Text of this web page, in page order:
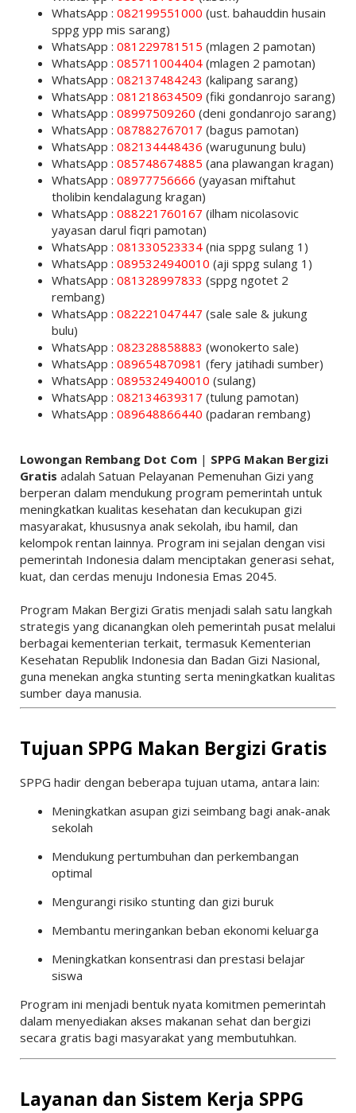
WhatsApp : 082199551000 (ust. bahauddin husain
sppg ypp mis sarang)
WhatsApp : 081229781515 (mlagen 2 pamotan)
WhatsApp : 085711004404(mlagen 2 pamotan)
WhatsApp : 082137484243 (kalipang sarang)
WhatsApp : 081218634509 (fiki gondanrojo sarang)
WhatsApp : 08997509260 (deni gondanrojo sarang)
WhatsApp : 087882767017 (bagus pamotan)
WhatsApp : 082134448436 (warugunung bulu)
WhatsApp : 085748674885 (ana plawangan kragan)
WhatsApp : 08977756666 (yayasan miftahut
tholibin kendalagung kragan)
WhatsApp : 088221760167 (ilham nicolasovic
yayasan darul fiqri pamotan)
WhatsApp : 081330523334(nia sppg sulang 1)
WhatsApp : 0895324940010 (aji sppg sulang 1)
WhatsApp : 081328997833 (sppg ngotet 2
rembang)
WhatsApp : 082221047447 (sale sale & jukung
bulu)
WhatsApp : 082328858883 (wonokerto sale)
WhatsApp : 089654870981 (fery jatihadi sumber)
WhatsApp : 0895324940010 (sulang)
WhatsApp : 082134639317 (tulung pamotan)
WhatsApp : 089648866440 (padaran rembang)
Lowongan Rembang Dot Com| SPPG Makan Bergizi
Gratis adalah Satuan Pelayanan Pemenuhan Gizi yang
berperan dalam mendukung program pemerintah untuk
meningkatkan kualitas kesehatan dan kecukupan gizi
masyarakat, khususnya anak sekolah, ibu hamil, dan
kelompok rentan lainnya. Program ini sejalan dengan visi
pemerintah Indonesia dalam menciptakan generasi sehat,
kuat, dan cerdas menuju Indonesia Emas 2045.
Program Makan Bergizi Gratis menjadi salah satu langkah
strategis yang dicanangkan oleh pemerintah pusat melalui
berbagai kementerian terkait, termasuk Kementerian
Kesehatan Republik Indonesia dan Badan Gizi Nasional,
guna menekan angka stunting serta meningkatkan kualitas
sumber daya manusia.
Tujuan SPPG Makan Bergizi Gratis
SPPG hadir dengan beberapa tujuan utama, antara lain:
Meningkatkan asupan gizi seimbang bagi anak-anak
sekolah
Mendukung pertumbuhan dan perkembangan
optimal
Mengurangi risiko stunting dan gizi buruk
Membantu meringankan beban ekonomi keluarga
Meningkatkan konsentrasi dan prestasi belajar
siswa
Program ini menjadi bentuk nyata komitmen pemerintah
dalam menyediakan akses makanan sehat dan bergizi
secara gratis bagi masyarakat yang membutuhkan.
Layanan dan Sistem Kerja SPPG